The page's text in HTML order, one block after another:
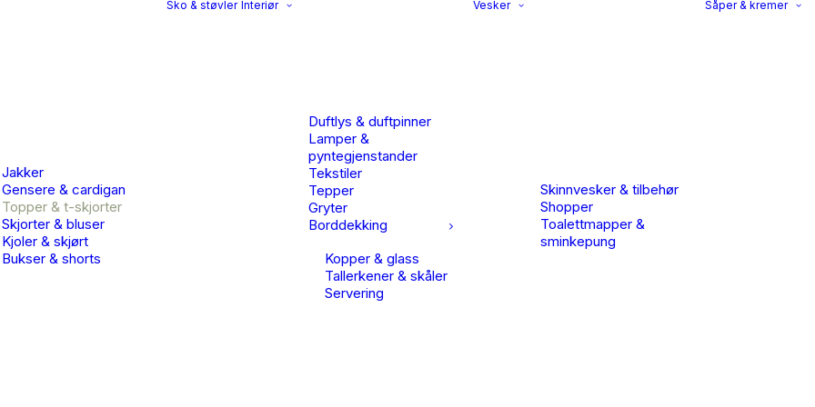
Jakker
Gensere & cardigan
Topper & t-skjorter
Skjorter & bluser
Kjoler & skjørt
Bukser & shorts
Sko & støvler Interiør
Duftlys & duftpinner
Lamper &
pyntegjenstander
Tekstiler
Tepper
Gryter
Borddekking
Kopper & glass
Tallerkener & skåler
Servering
Vesker
Skinnvesker & tilbehør
Shopper
Toalettmapper &
sminkepung
Såper & kremer